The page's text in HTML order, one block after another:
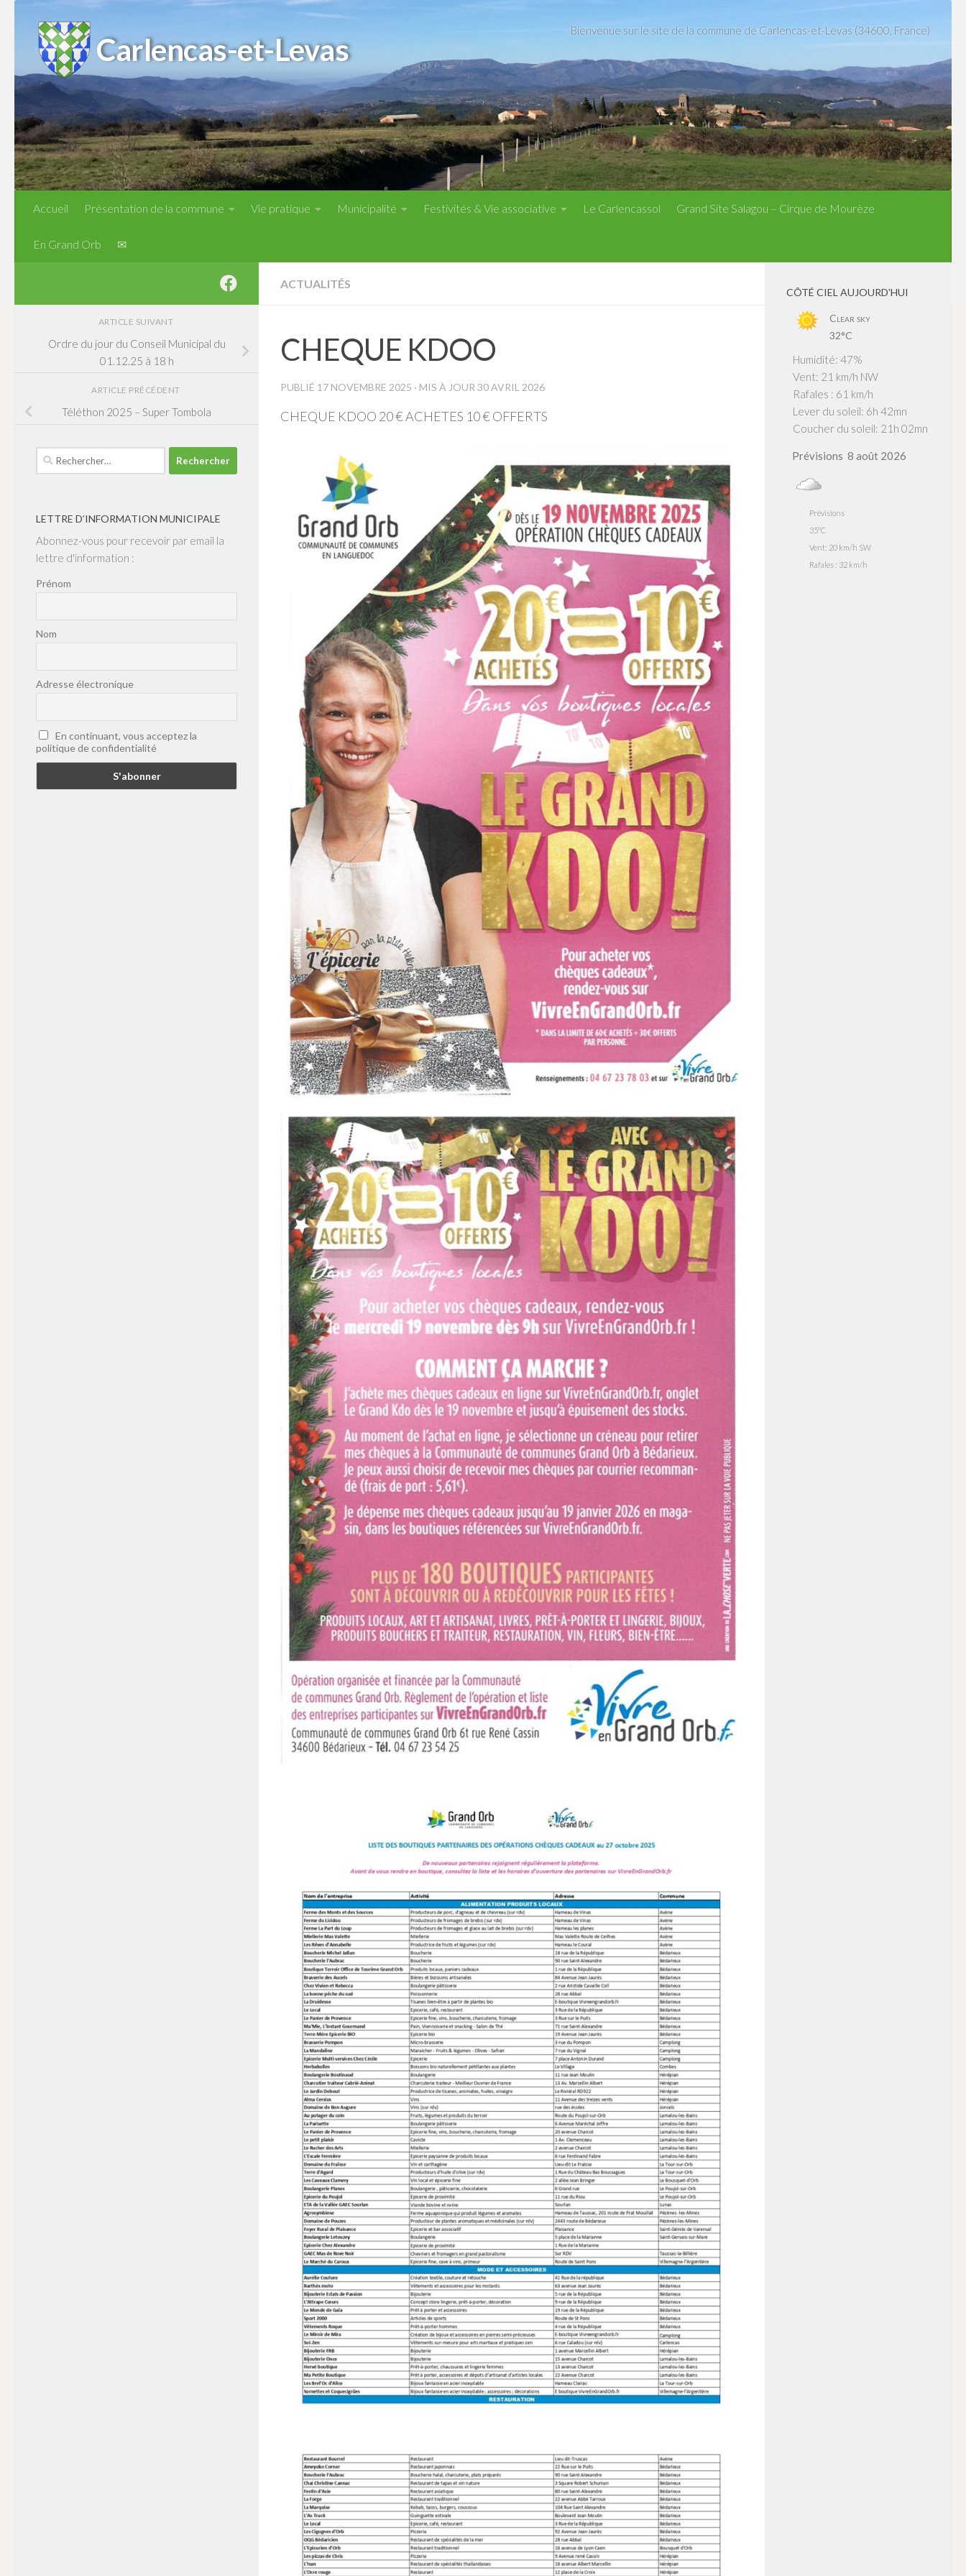
Skip to content
Carlencas-et-Levas
Bienvenue sur le site de la commune de Carlencas-et-Levas (34600, France)
Accueil Présentation de la commune Vie pratique Municipalité Festivités & Vie associative Le Carlencassol Grand Site Salagou – Cirque de Mourèze
En Grand Orb ✉
ACTUALITÉS
CHEQUE KDOO
PUBLIÉ 17 NOVEMBRE 2025 · MIS À JOUR 30 AVRIL 2026
CHEQUE KDOO 20 € ACHETES 10 € OFFERTS
ARTICLE SUIVANT
Ordre du jour du Conseil Municipal du
01.12.25 à 18 h
ARTICLE PRÉCÉDENT
Téléthon 2025 – Super Tombola
Rechercher :
LETTRE D’INFORMATION MUNICIPALE
Abonnez-vous pour recevoir par email la
lettre d'information :
Prénom
Nom
Adresse électronique
En continuant, vous acceptez la
politique de confidentialité
CÔTÉ CIEL AUJOURD'HUI
Clear sky
32°C
Humidité: 47%
Vent: 21 km/h NW
Rafales : 61 km/h
Lever du soleil: 6h 42mn
Coucher du soleil: 21h 02mn
Prévisions 8 août 2026
Prévisions
35°C
Vent: 20 km/h SW
Rafales : 32 km/h